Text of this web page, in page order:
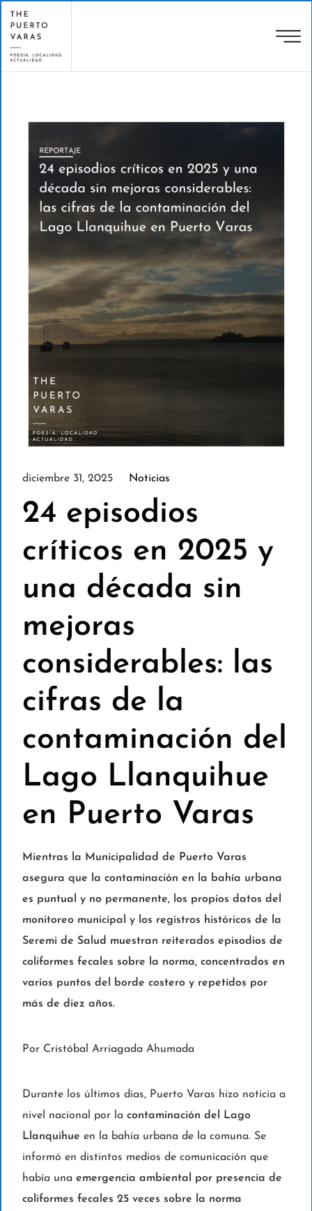
diciembre 31, 2025 Noticias
24 episodios
críticos en 2025 y
una década sin
mejoras
considerables: las
cifras de la
contaminación del
Lago Llanquihue
en Puerto Varas
Mientras la Municipalidad de Puerto Varas
asegura que la contaminación en la bahía urbana
es puntual y no permanente, los propios datos del
monitoreo municipal y los registros históricos de la
Seremi de Salud muestran reiterados episodios de
coliformes fecales sobre la norma, concentrados en
varios puntos del borde costero y repetidos por
más de diez años.
Por Cristóbal Arriagada Ahumada
Durante los últimos días, Puerto Varas hizo noticia a
nivel nacional por la contaminación del Lago
Llanquihue en la bahía urbana de la comuna. Se
informó en distintos medios de comunicación que
había una emergencia ambiental por presencia de
coliformes fecales 25 veces sobre la norma